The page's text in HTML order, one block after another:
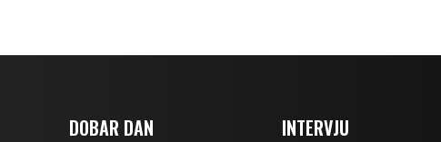
DOBAR DAN INTERVJU